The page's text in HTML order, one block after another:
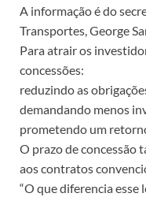
A informação é do
Transportes, George
Para atrair os
concessões:
reduzindo as
demandando menos
prometendo um
O prazo de concessão
aos contratos
“O que diferencia